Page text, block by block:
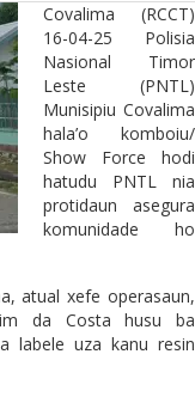
Covalima (RCCT)
16-04-25 Polisia
Nasional Timor
Leste (PNTL)
Munisipiu Covalima
hala’o komboiu/
Show Force hodi
hatudu PNTL nia
protidaun asegura
komunidade ho
atual xefe operasaun,
da Costa husu ba
labele uza kanu resin